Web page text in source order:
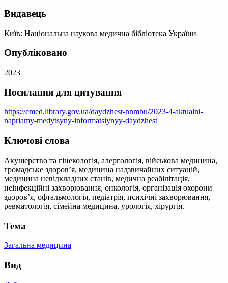
Видавець
Київ: Національна наукова медична бібліотека України
Опубліковано
2023
Посилання для цитування
https://emed.library.gov.ua/daydzhest-nnmbu/2023-4-aktualni-
napriamy-medytsyny-informatsiynyy-daydzhest
Ключові слова
Акушерство та гінекологія, алергологія, військова медицина,
громадське здоров’я, медицина надзвичайних ситуацій,
медицина невідкладних станів, медична реабілітація,
неінфекційні захворювання, онкологія, організація охорони
здоров’я, офтальмологія, педіатрія, психічні захворювання,
ревматологія, сімейна медицина, урологія, хірургія.
Тема
Загальна медицина
Вид